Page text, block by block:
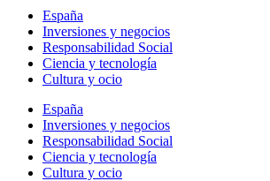
España
Inversiones y negocios
Responsabilidad Social
Ciencia y tecnología
Cultura y ocio
España
Inversiones y negocios
Responsabilidad Social
Ciencia y tecnología
Cultura y ocio